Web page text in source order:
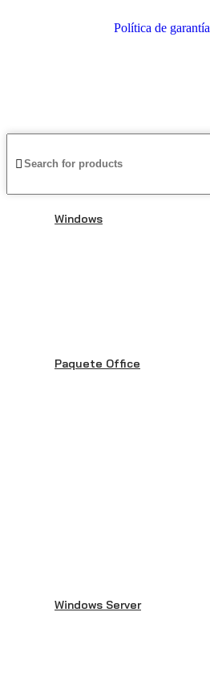
Política de garantía
Windows
Paquete Office
Windows Server